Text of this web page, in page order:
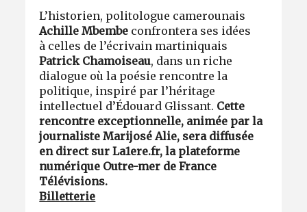
L’historien, politologue camerounais
Achille Mbembe confrontera ses idées
à celles de l’écrivain martiniquais
Patrick Chamoiseau, dans un riche
dialogue où la poésie rencontre la
politique, inspiré par l’héritage
intellectuel d’Édouard Glissant. Cette
rencontre exceptionnelle, animée par la
journaliste Marijosé Alie, sera diffusée
en direct sur La1ere.fr, la plateforme
numérique Outre-mer de France
Télévisions.
Billetterie